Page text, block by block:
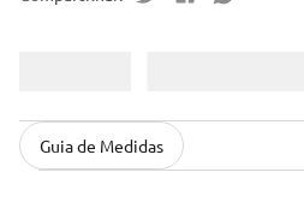
Guia de Medidas